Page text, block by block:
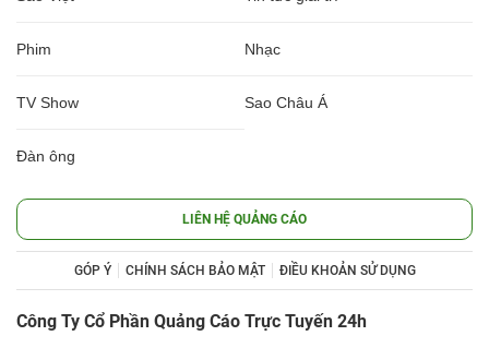
Phim Nhạc
TV Show Sao Châu Á
Đàn ông
LIÊN HỆ QUẢNG CÁO
GÓP Ý CHÍNH SÁCH BẢO MẬT ĐIỀU KHOẢN SỬ DỤNG
Công Ty Cổ Phần Quảng Cáo Trực Tuyến 24h